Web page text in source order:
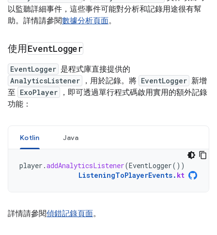
以監聽詳細事件，這些事件可能對分析和記錄用途很有幫
助。詳情請參閱數據分析頁面。
使用EventLogger
EventLogger 是程式庫直接提供的
AnalyticsListener ，用於記錄。將 EventLogger 新增
至 ExoPlayer
，即可透過單行程式碼啟用實用的額外記錄
功能：
Kotlin Java
player .addAnalyticsListener(EventLogger())
ListeningToPlayerEvents. kt
詳情請參閱偵錯記錄頁面。